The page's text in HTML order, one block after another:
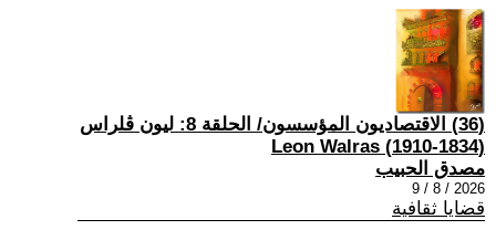
(36) الاقتصاديون المؤسسون/ الحلقة 8: ليون ڤلراس
(1834-1910) Leon Walras
مصدق الحبيب
2026 / 8 / 9
قضايا ثقافية